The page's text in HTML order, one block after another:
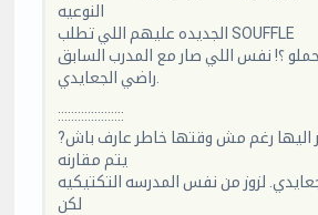
النوعيه
الجديده عليهم اللي تطلب SOUFFLE
؟! نفس اللي صار مع المدرب السابق
::::::::::::::::::::
?ونقطه نحب اشير اليها رغم مش وقتها خاطر عارف باش
يتم مقارنه
لزوز من نفس المدرسه التكتيكيه
لكن